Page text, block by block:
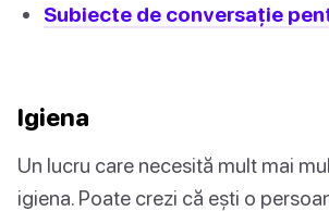
Subiecte de conversație
Igiena
Un lucru care necesită mult mai
igiena. Poate crezi că ești o